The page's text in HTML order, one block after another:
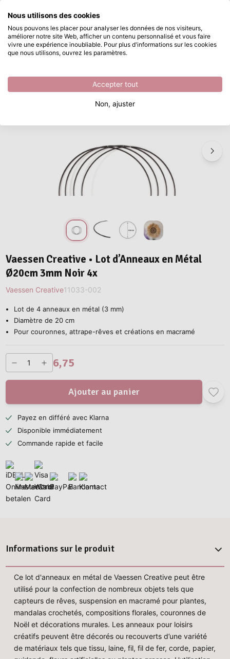
Passer au contenu principal
Disponible immédiatement Vaessen Creative • Lot d’Anneaux en Métal Ø20cm 3mm Noir 4x
/ Vaessen Creative /
Vaessen Creative • Lot d’Anneaux en Métal
Ø20cm 3mm Noir 4x
Vaessen Creative11033-002
Lot de 4 anneaux en métal (3 mm)
Diamètre de 20 cm
Pour couronnes, attrape-rêves et créations en macramé
6,75
Ajouter au panier
Payez en différé avec Klarna
Disponible immédiatement
Commande rapide et facile
Informations sur le produit
Ce lot d'anneaux en métal de Vaessen Creative peut être
utilisé pour la confection de nombreux objets tels que
capteurs de rêves, suspension en macramé pour plantes,
mandalas crochetés, compositions florales, couronnes de
Noël et décorations murales. Les anneaux pour loisirs
créatifs peuvent être décorés ou recouverts d’une variété
de matériaux tels que tissu, laine, fil, fil de fer, corde, papier,
Que recherchez-vous ?
Nous utilisons des cookies
Nous pouvons les placer pour analyser les données de nos visiteurs,
améliorer notre site Web, afficher un contenu personnalisé et vous faire
vivre une expérience inoubliable. Pour plus d'informations sur les cookies
que nous utilisons, ouvrez les paramètres.
Accepter tout
Non, ajuster